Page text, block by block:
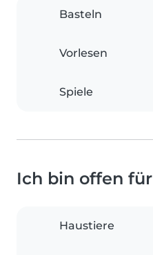
Basteln
Vorlesen
Spiele
Ich bin offen für
Haustiere